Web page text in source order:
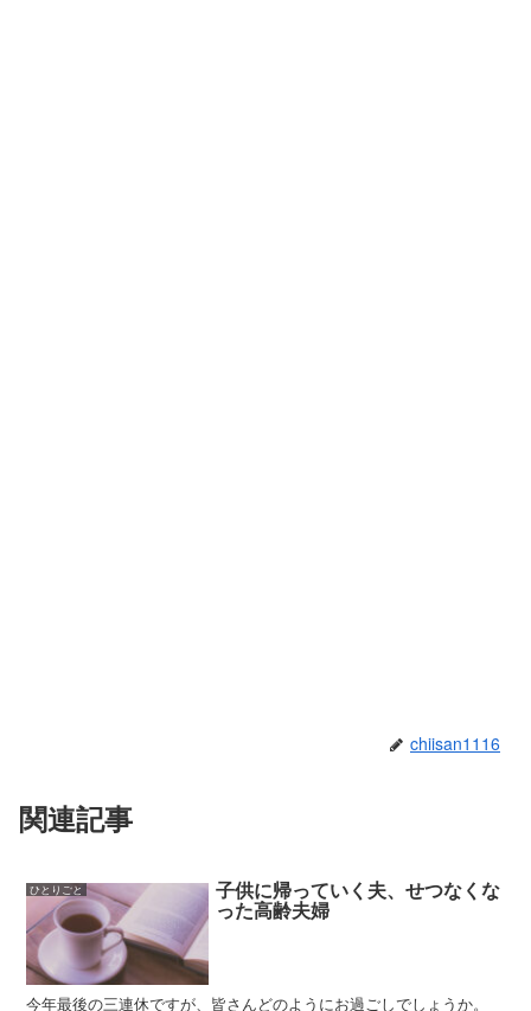
chiisan1116
関連記事
ひとりごと 子供に帰っていく夫、せつなくな
った高齢夫婦
今年最後の三連休ですが、皆さんどのようにお過ごしでしょうか。